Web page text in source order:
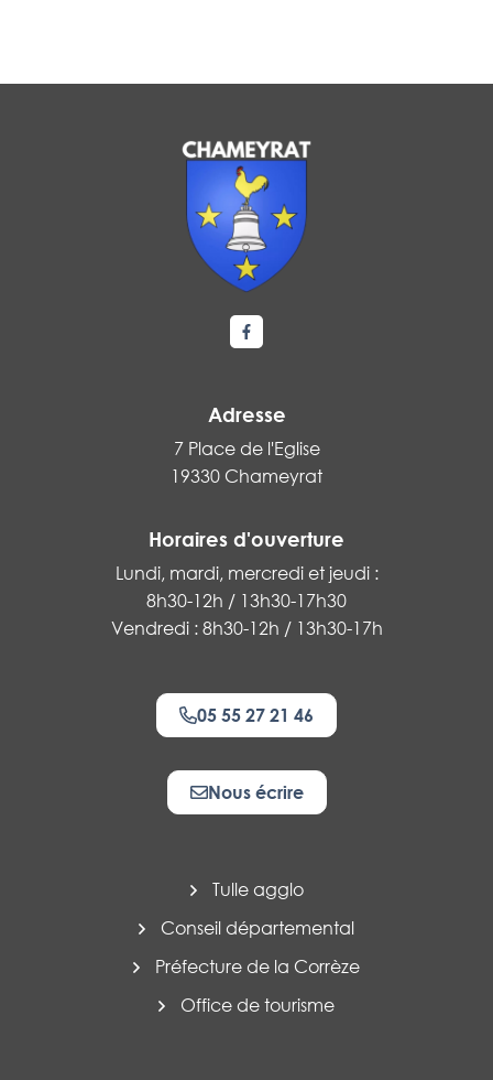
Lien vers le compte Facebook
Adresse
7 Place de l'Eglise
19330 Chameyrat
Horaires d'ouverture
Lundi, mardi, mercredi et jeudi :
8h30-12h / 13h30-17h30
Vendredi : 8h30-12h / 13h30-17h
05 55 27 21 46
Nous écrire
Tulle agglo
Conseil départemental
Préfecture de la Corrèze
Office de tourisme